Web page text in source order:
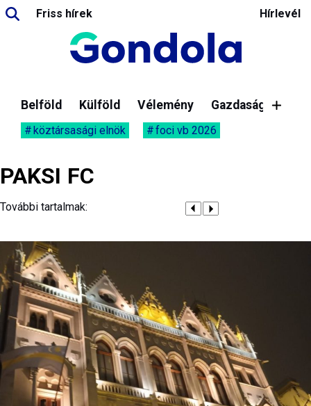
Friss hírek Hírlevél
Belföld Külföld Vélemény Gazdaság
köztársasági elnök foci vb 2026
PAKSI FC
További tartalmak: